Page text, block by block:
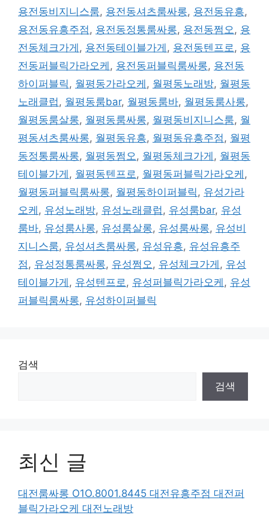
용전동비지니스룸, 용전동셔츠룸싸롱, 용전동유흥,
용전동유흥주점, 용전동정통룸싸롱, 용전동쩜오, 용
전동체크가게 , 용전동테이블가게 , 용전동텐프로, 용
전동퍼블릭가라오케 , 용전동퍼블릭룸싸롱, 용전동
하이퍼블릭, 월평동가라오케 , 월평동노래방, 월평동
노래클럽, 월평동룸bar, 월평동룸바, 월평동룸사롱,
월평동룸살롱, 월평동룸싸롱, 월평동비지니스룸, 월
평동셔츠룸싸롱, 월평동유흥, 월평동유흥주점, 월평
동정통룸싸롱, 월평동쩜오, 월평동체크가게 , 월평동
테이블가게 , 월평동텐프로, 월평동퍼블릭가라오케 ,
월평동퍼블릭룸싸롱, 월평동하이퍼블릭, 유성가라
오케 , 유성노래방, 유성노래클럽, 유성룸bar, 유성
룸바, 유성룸사롱, 유성룸살롱, 유성룸싸롱, 유성비
지니스룸, 유성셔츠룸싸롱, 유성유흥, 유성유흥주
점, 유성정통룸싸롱, 유성쩜오, 유성체크가게 , 유성
테이블가게 , 유성텐프로, 유성퍼블릭가라오케 , 유성
퍼블릭룸싸롱, 유성하이퍼블릭
검색
검색
최신 글
대전룸싸롱 O1O.8001.8445 대전유흥주점 대전퍼
블릭가라오케 대전노래방